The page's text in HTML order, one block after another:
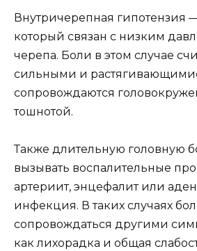
Внутричерепная гипотензия
который связан с низким
черепа. Боли в этом случае
сильными и
сопровождаются
тошнотой.
Также длительную головную
вызывать воспалительные
артериит, энцефалит или
инфекция. В таких случаях
сопровождаться другими
как лихорадка и общая